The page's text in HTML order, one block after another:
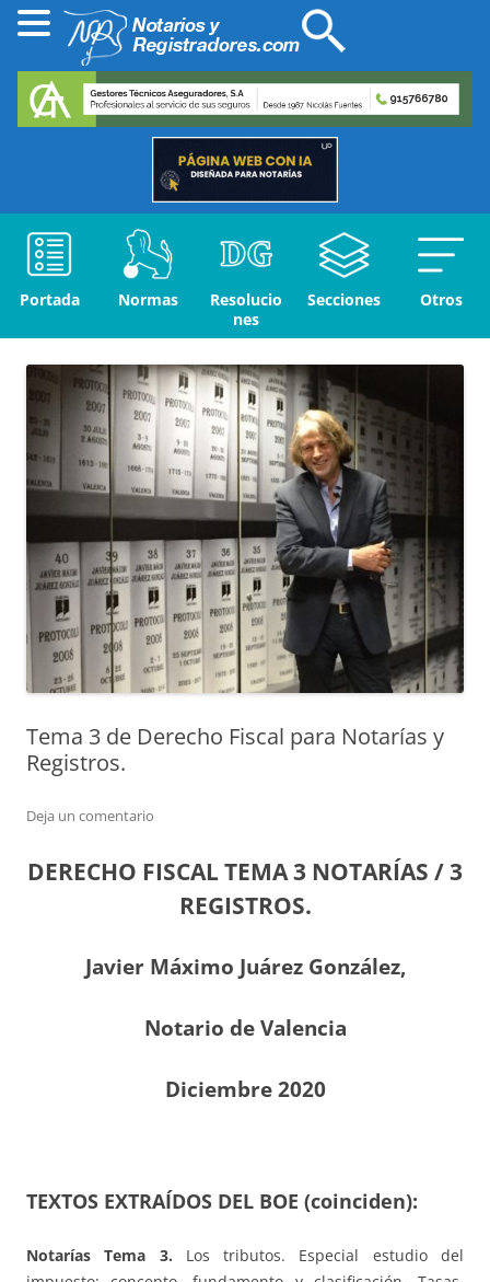
Portada Normas
Resolucio
nes
Secciones Otros
Tema 3 de Derecho Fiscal para Notarías y
Registros.
Deja un comentario
DERECHO FISCAL TEMA 3 NOTARÍAS / 3
REGISTROS.
Javier Máximo Juárez González,
Notario de Valencia
Diciembre 2020
TEXTOS EXTRAÍDOS DEL BOE (coinciden):
Notarías Tema 3. Los tributos. Especial estudio del